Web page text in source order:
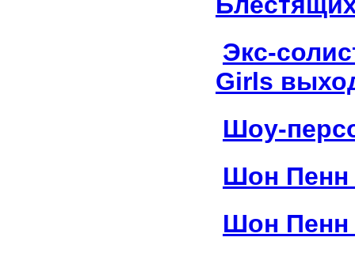
Экс-
Girls
Шоу-
Шон Пенн
Шон Пенн